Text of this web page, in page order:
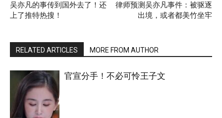
吴亦凡的事传到国外去了！还
上了推特热搜！
律师预测吴亦凡事件：被驱逐
出境，或者都美竹坐牢
RELATED ARTICLES MORE FROM AUTHOR
官宣分手！不必可怜王子文